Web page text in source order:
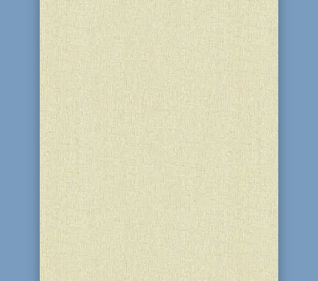
В Верховной Раде Украины состоялось
торжественное открытие выставки
«Путь к мечте – вклад выходцев из
Украины в создании Государства
Израиль». В вернисаже приняли
участие посол Израиля Элиав
Белоцерковски, первый заместитель
председателя Верховной Рады